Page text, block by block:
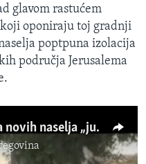
glavom rastućem
koji oponiraju toj gradnji
poptpuna izolacija
područja Jerusalema
Izrael – Palestinci: Gradnja novih naselja „judaizacija Jerusalema“